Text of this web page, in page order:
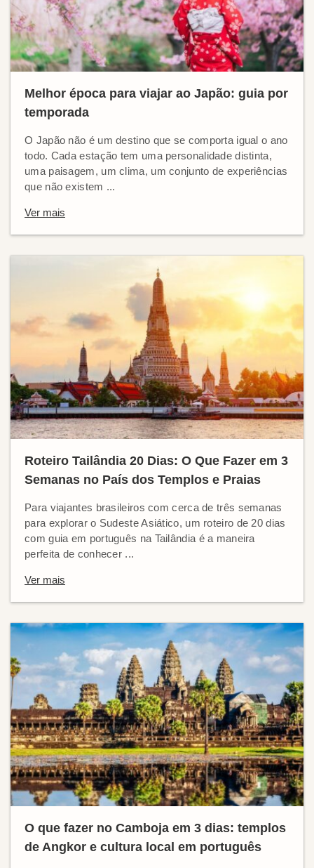
Melhor época para viajar ao Japão: guia por
temporada
O Japão não é um destino que se comporta igual o ano
todo. Cada estação tem uma personalidade distinta,
uma paisagem, um clima, um conjunto de experiências
que não existem ...
Ver mais
Roteiro Tailândia 20 Dias: O Que Fazer em 3
Semanas no País dos Templos e Praias
Para viajantes brasileiros com cerca de três semanas
para explorar o Sudeste Asiático, um roteiro de 20 dias
com guia em português na Tailândia é a maneira
perfeita de conhecer ...
Ver mais
O que fazer no Camboja em 3 dias: templos
de Angkor e cultura local em português